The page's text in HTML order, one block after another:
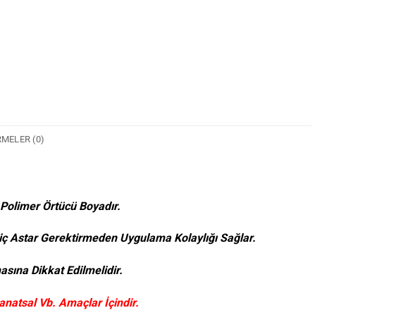
(0)
Örtücü Boyadır.
Gerektirmeden Uygulama Kolaylığı Sağlar.
Dikkat Edilmelidir.
Vb. Amaçlar İçindir.